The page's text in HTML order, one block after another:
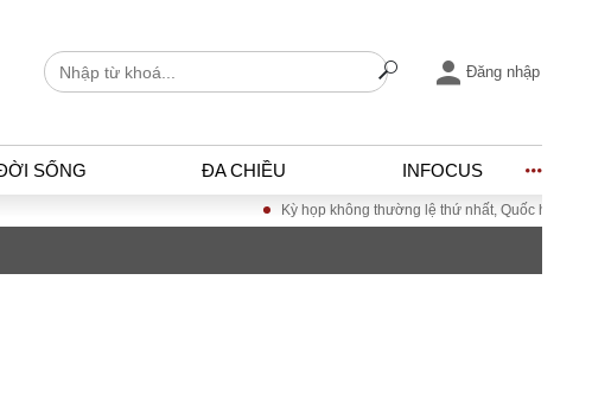
Đăng nhập
SỐNG ĐA CHIỀU INFOCUS
Kỳ họp không thường lệ thứ nhất, Quốc hội khóa XVI